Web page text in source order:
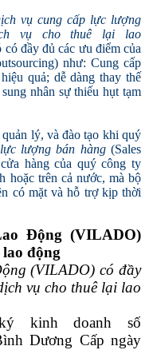
vụ cung cấp lực lượng
vụ cho thuê lại lao
có đầy đủ các ưu điểm của
như: Cung cấp
quả; dễ dàng thay thế
nhân sự thiếu hụt tạm
lý, và đào tạo khi quý
lượng bán hàng(Sales
hàng của quý công ty
hoặc trên cả nước, mà bộ
có mặt và hỗ trợ kịp thời
Động (VILADO)
động
(VILADO) có đầy
vụ cho thuê lại lao
kinh doanh số
Dương Cấp ngày